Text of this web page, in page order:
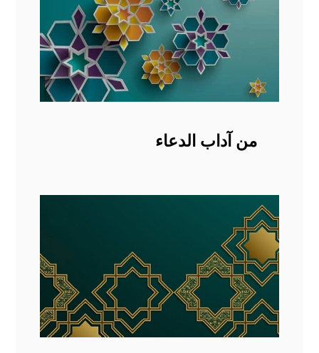
من آداب الدعاء